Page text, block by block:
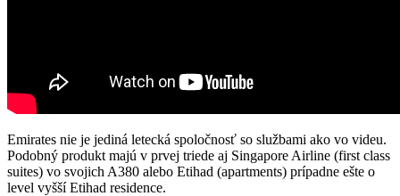
Emirates nie je jediná letecká spoločnosť so službami ako vo videu.
Podobný produkt majú v prvej triede aj Singapore Airline (first class
suites) vo svojich A380 alebo Etihad (apartments) prípadne ešte o
level vyšší Etihad residence.